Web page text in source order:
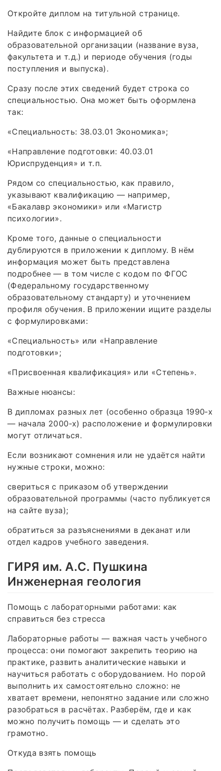
Откройте диплом на титульной странице.
Найдите блок с информацией об
образовательной организации (название вуза,
факультета и т. д.) и периоде обучения (годы
поступления и выпуска).
Сразу после этих сведений будет строка со
специальностью. Она может быть оформлена
так:
«Специальность: 38.03.01 Экономика»;
«Направление подготовки: 40.03.01
Юриспруденция» и т. п.
Рядом со специальностью, как правило,
указывают квалификацию — например,
«Бакалавр экономики» или «Магистр
психологии».
Кроме того, данные о специальности
дублируются в приложении к диплому. В нём
информация может быть представлена
подробнее — в том числе с кодом по ФГОС
(Федеральному государственному
образовательному стандарту) и уточнением
профиля обучения. В приложении ищите разделы
с формулировками:
«Специальность» или «Направление
подготовки»;
«Присвоенная квалификация» или «Степень».
Важные нюансы:
В дипломах разных лет (особенно образца 1990‑х
— начала 2000‑х) расположение и формулировки
могут отличаться.
Если возникают сомнения или не удаётся найти
нужные строки, можно:
свериться с приказом об утверждении
образовательной программы (часто публикуется
на сайте вуза);
обратиться за разъяснениями в деканат или
отдел кадров учебного заведения.
ГИРЯ им. А.С. Пушкина
Инженерная геология
Помощь с лабораторными работами: как
справиться без стресса
Лабораторные работы — важная часть учебного
процесса: они помогают закрепить теорию на
практике, развить аналитические навыки и
научиться работать с оборудованием. Но порой
выполнить их самостоятельно сложно: не
хватает времени, непонятно задание или сложно
разобраться в расчётах. Разберём, где и как
можно получить помощь — и сделать это
грамотно.
Откуда взять помощь